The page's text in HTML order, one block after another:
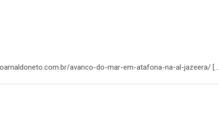
avanco-do-mar-em-atafona-na-al-jazeera/ […]